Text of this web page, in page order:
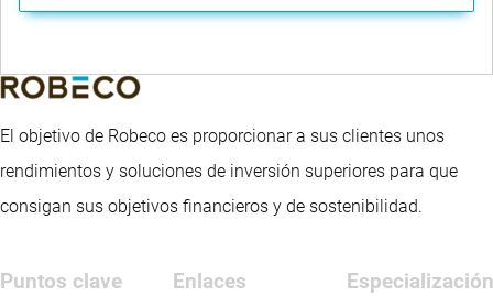
El objetivo de Robeco es proporcionar a sus clientes unos
rendimientos y soluciones de inversión superiores para que
consigan sus objetivos financieros y de sostenibilidad.
Puntos clave
Enlaces
Especialización